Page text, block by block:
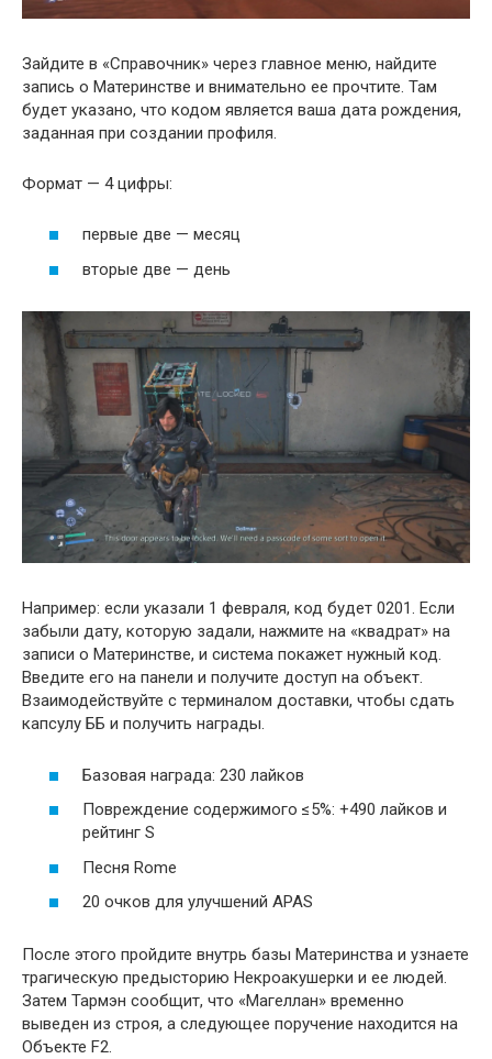
Зайдите в «Справочник» через главное меню, найдите
запись о Материнстве и внимательно ее прочтите. Там
будет указано, что кодом является ваша дата рождения,
заданная при создании профиля.
Формат — 4 цифры:
первые две — месяц
вторые две — день
Например: если указали 1 февраля, код будет 0201. Если
забыли дату, которую задали, нажмите на «квадрат» на
записи о Материнстве, и система покажет нужный код.
Введите его на панели и получите доступ на объект.
Взаимодействуйте с терминалом доставки, чтобы сдать
капсулу ББ и получить награды.
Базовая награда: 230 лайков
Повреждение содержимого ≤5%: +490 лайков и
рейтинг S
Песня Rome
20 очков для улучшений APAS
После этого пройдите внутрь базы Материнства и узнаете
трагическую предысторию Некроакушерки и ее людей.
Затем Тармэн сообщит, что «Магеллан» временно
выведен из строя, а следующее поручение находится на
Объекте F2.